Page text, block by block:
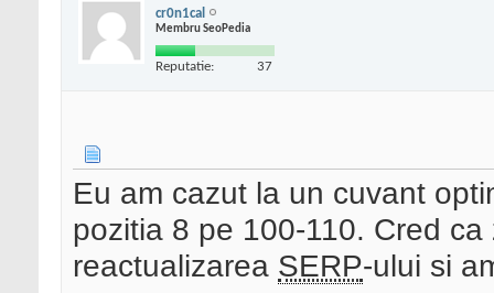
cr0n1cal
Membru SeoPedia
Reputatie: 37
Eu am cazut la un cuvant
pozitia 8 pe 100-110. Cred
reactualizarea SERP-ului si